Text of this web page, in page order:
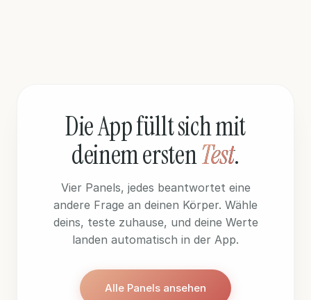
Die App füllt sichmit
deinem erstenTest.
Vier Panels, jedes beantwortet eine
andere Frage an deinen Körper. Wähle
deins, teste zuhause, und deine Werte
landen automatisch in der App.
Alle Panels ansehen